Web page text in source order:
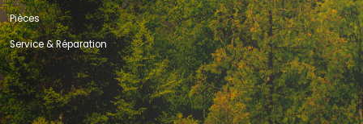
Pièces
Service & Réparation